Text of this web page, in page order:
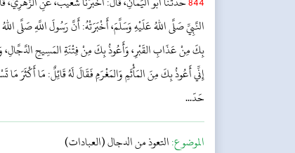
النَّبِيِّ صَلَّى اللهُ عَلَيْهِ وَسَلَّمَ، أَخْبَرَتْهُ: أَنَّ رَسُولَ اللَّهِ صَلَّى
بِكَ مِنْ عَذَابِ القَبْرِ، وَأَعُوذُ بِكَ مِنْ فِتْنَةِ المَسِيحِ الدَّجَّالِ،
إِنِّي أَعُوذُ بِكَ مِنَ المَأْثَمِ وَالمَغْرَمِ فَقَالَ لَهُ قَائِلٌ: مَا أَكْثَرَ
حَدّ...
الموضوع:التعوذ من الدجال (العبادات)